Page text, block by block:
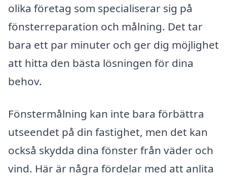
olika företag som specialiserar sig på
fönsterreparation och målning. Det tar
bara ett par minuter och ger dig möjlighet
att hitta den bästa lösningen för dina
behov.
Fönstermålning kan inte bara förbättra
utseendet på din fastighet, men det kan
också skydda dina fönster från väder och
vind. Här är några fördelar med att anlita